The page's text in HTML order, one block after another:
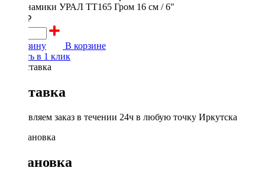
3300 ₽
В корзину
В корзине
Купить в 1 клик
Доставка
Доставляем заказ в течении 24ч в любую точку Иркутска
Установка